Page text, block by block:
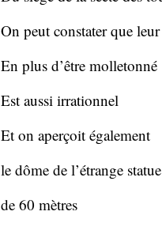
On peut constater que
En plus d’être molletonné
Est aussi irrationnel
Et on aperçoit également
le dôme de l’étrange statue
de 60 mètres